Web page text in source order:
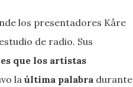
los presentadores Kåre
de radio. Sus
que los artistas
la última palabra durante